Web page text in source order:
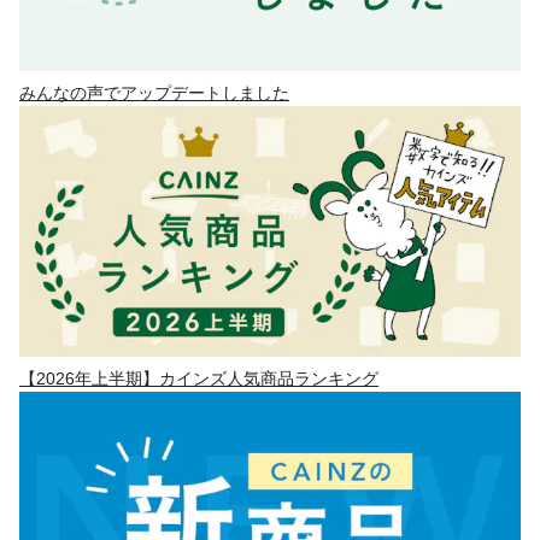
みんなの声でアップデートしました
【2026年上半期】カインズ人気商品ランキング